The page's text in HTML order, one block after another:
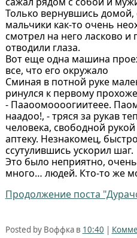
Только вернувшись
мальчики как-то очень
смотрел на него ласково и
отводили глаза.
Вот еще одна машина
все, что его окружало
Сминая в потной руке
ринулся к первому
- Пааоомоооогиитеее.
наадоо!, - тряся за рукав
человека, свободной
аптеку. Незнакомец,
ссутулившись ускорил шаг.
Это было неприятно,
много… людей. Кто-то же
Продолжение поста
Posted by Воффка в 10:40 |